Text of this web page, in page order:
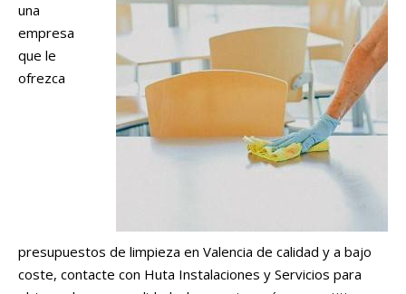
una
empresa
que le
ofrezca
presupuestos de limpieza en Valencia de calidad y a bajo
coste, contacte con Huta Instalaciones y Servicios para